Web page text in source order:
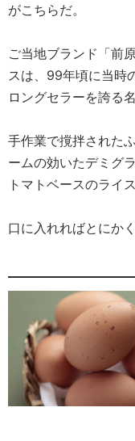
がこちらだ。
ご当地ブランド「前
スは、99年頃に当時
ロングセラーを誇る名
手作業で撹拌された
ームの効いたデミグ
トマトベースのライ
口に入れればとにか